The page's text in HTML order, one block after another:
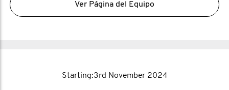
Ver Página del Equipo
Starting:3rd November 2024